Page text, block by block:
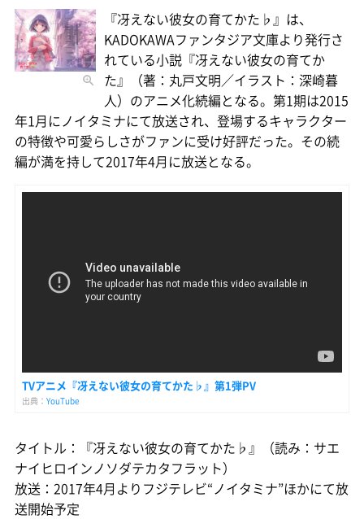
『冴えない彼女の育てかた♭』は、
KADOKAWAファンタジア文庫より発行さ
れている小説『冴えない彼女の育てか
た』（著：丸戸文明／イラスト：深崎暮
人）のアニメ化続編となる。第1期は2015
年1月にノイタミナにて放送され、登場するキャラクター
の特徴や可愛らしさがファンに受け好評だった。その続
編が満を持して2017年4月に放送となる。
TVアニメ『冴えない彼女の育てかた♭』第1弾PV
出典： YouTube
タイトル：『冴えない彼女の育てかた♭』（読み：サエ
ナイヒロインノソダテカタフラット）
放送：2017年4月よりフジテレビ“ノイタミナ”ほかにて放
送開始予定